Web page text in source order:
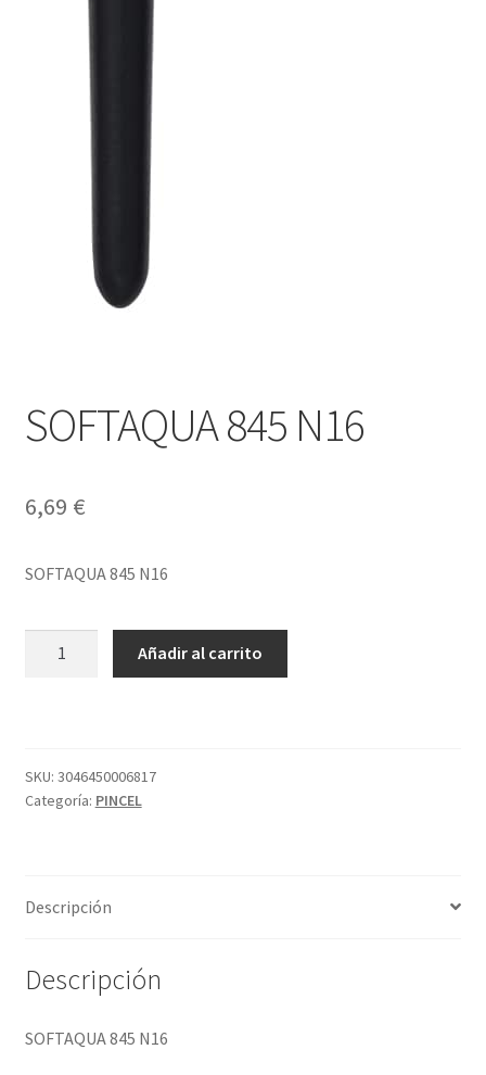
SOFTAQUA 845 N16
6,69 €
SOFTAQUA 845 N16
Añadir al carrito
SKU: 3046450006817
Categoría: PINCEL
Descripción
Descripción
SOFTAQUA 845 N16